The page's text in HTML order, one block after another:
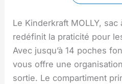
Le Kinderkraft MOLLY,
redéfinit la praticité pour
Avec jusqu’à 14 poches
vous offre une
sortie. Le compartiment